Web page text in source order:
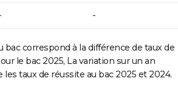
-
bac correspond à la différence de taux de
le bac 2025, La variation sur un an
taux de réussite au bac 2025 et 2024.